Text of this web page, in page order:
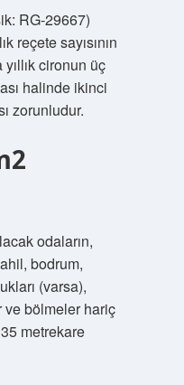
RG-29667)
reçete sayısının
cironun üç
halinde ikinci
zorunludur.
odaların,
bodrum,
(varsa),
ve bölmeler hariç
metrekare